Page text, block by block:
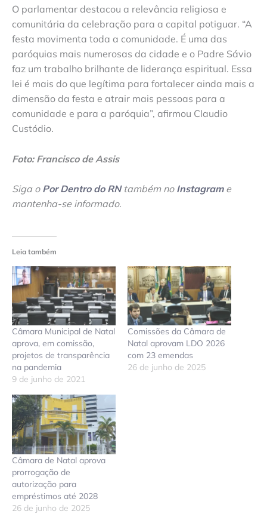
O parlamentar destacou a relevância religiosa e
comunitária da celebração para a capital potiguar. “A
festa movimenta toda a comunidade. É uma das
paróquias mais numerosas da cidade e o Padre Sávio
faz um trabalho brilhante de liderança espiritual. Essa
lei é mais do que legítima para fortalecer ainda mais a
dimensão da festa e atrair mais pessoas para a
comunidade e para a paróquia”, afirmou Claudio
Custódio.
Foto: Francisco de Assis
Siga o Por Dentro do RNtambém no Instagrame
mantenha-se informado.
Leia também
Câmara Municipal de Natal
aprova, em comissão,
projetos de transparência
na pandemia
9 de junho de 2021
Comissões da Câmara de
Natal aprovam LDO 2026
com 23 emendas
26 de junho de 2025
Câmara de Natal aprova
prorrogação de
autorização para
empréstimos até 2028
26 de junho de 2025